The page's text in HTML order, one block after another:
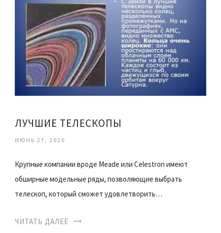
ЛУЧШИЕ ТЕЛЕСКОПЫ
ИЮНЬ 27, 2020
Крупные компании вроде Meade или Celestron имеют
обширные модельные ряды, позволяющие выбрать
телескоп, который сможет удовлетворить…
ЧИТАТЬ ДАЛЕЕ